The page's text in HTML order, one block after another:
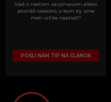
Vieš o niečom zaujímavom alebo
poznáš niekoho, o kom by sme
mali určite napísať?
POŠLI NÁM TIP NA ČLÁNOK